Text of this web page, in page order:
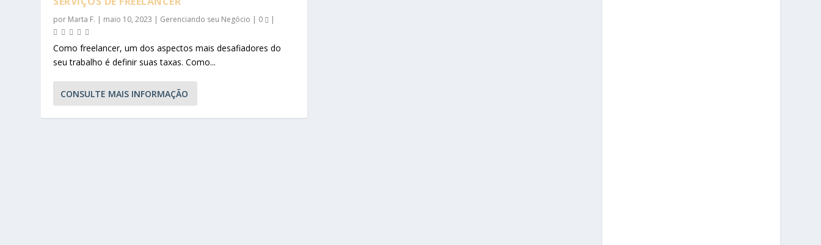
por Marta F. | maio 10, 2023 | Gerenciando seu Negócio | 0 |
Como freelancer, um dos aspectos mais desafiadores do
seu trabalho é definir suas taxas. Como...
CONSULTE MAIS INFORMAÇÃO